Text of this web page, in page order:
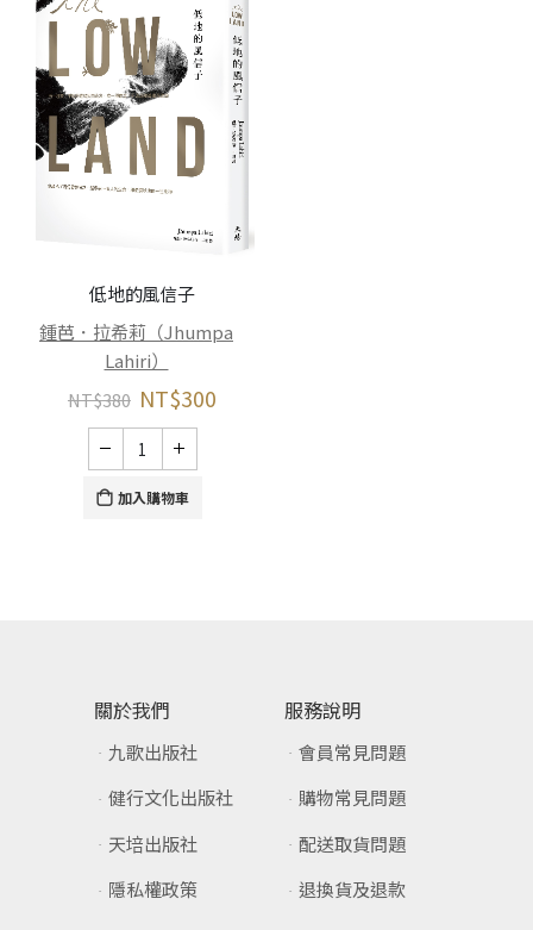
低地的風信子
鍾芭．拉希莉（Jhumpa
Lahiri）
NT$380 NT$300
加入購物車
關於我們
九歌出版社
健行文化出版社
天培出版社
隱私權政策
服務說明
會員常見問題
購物常見問題
配送取貨問題
退換貨及退款